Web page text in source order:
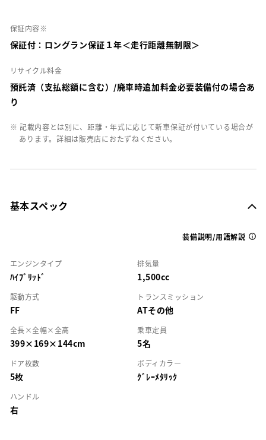
保証内容※
保証付：ロングラン保証１年＜走行距離無制限＞
リサイクル料金
預託済（支払総額に含む）/廃車時追加料金必要装備付の場合あ
り
※ 記載内容とは別に、距離・年式に応じて新車保証が付いている場合が
あります。詳細は販売店におたずねください。
基本スペック
装備説明/用語解説
エンジンタイプ
ﾊｲﾌﾞﾘｯﾄﾞ
排気量
1,500cc
駆動方式
FF
トランスミッション
ATその他
全長×全幅×全高
399×169×144cm
乗車定員
5名
ドア枚数
5枚
ボディカラー
ｸﾞﾚｰﾒﾀﾘｯｸ
ハンドル
右